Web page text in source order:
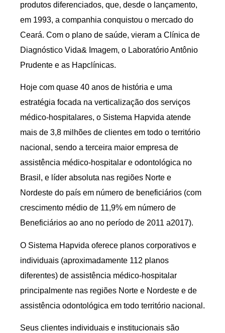
produtos diferenciados, que, desde o lançamento,
em 1993, a companhia conquistou o mercado do
Ceará. Com o plano de saúde, vieram a Clínica de
Diagnóstico Vida& Imagem, o Laboratório Antônio
Prudente e as Hapclínicas.
Hoje com quase 40 anos de história e uma
estratégia focada na verticalização dos serviços
médico-hospitalares, o Sistema Hapvida atende
mais de 3,8 milhões de clientes em todo o território
nacional, sendo a terceira maior empresa de
assistência médico-hospitalar e odontológica no
Brasil, e líder absoluta nas regiões Norte e
Nordeste do país em número de beneficiários (com
crescimento médio de 11,9% em número de
Beneficiários ao ano no período de 2011 a2017).
O Sistema Hapvida oferece planos corporativos e
individuais (aproximadamente 112 planos
diferentes) de assistência médico-hospitalar
principalmente nas regiões Norte e Nordeste e de
assistência odontológica em todo território nacional.
Seus clientes individuais e institucionais são